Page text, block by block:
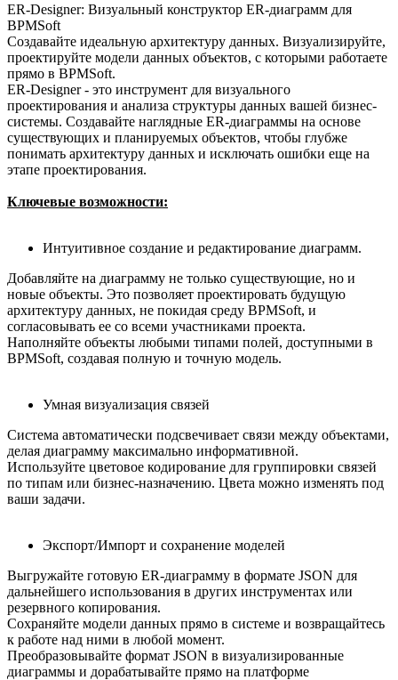
ER-Designer: Визуальный конструктор ER-диаграмм для
BPMSoft
Создавайте идеальную архитектуру данных. Визуализируйте,
проектируйте модели данных объектов, с которыми работаете
прямо в BPMSoft.
ER-Designer - это инструмент для визуального
проектирования и анализа структуры данных вашей бизнес-
системы. Создавайте наглядные ER-диаграммы на основе
существующих и планируемых объектов, чтобы глубже
понимать архитектуру данных и исключать ошибки еще на
этапе проектирования.
Ключевые возможности:
Интуитивное создание и редактирование диаграмм.
Добавляйте на диаграмму не только существующие, но и
новые объекты. Это позволяет проектировать будущую
архитектуру данных, не покидая среду BPMSoft, и
согласовывать ее со всеми участниками проекта.
Наполняйте объекты любыми типами полей, доступными в
BPMSoft, создавая полную и точную модель.
Умная визуализация связей
Система автоматически подсвечивает связи между объектами,
делая диаграмму максимально информативной.
Используйте цветовое кодирование для группировки связей
по типам или бизнес-назначению. Цвета можно изменять под
ваши задачи.
Экспорт/Импорт и сохранение моделей
Выгружайте готовую ER-диаграмму в формате JSON для
дальнейшего использования в других инструментах или
резервного копирования.
Сохраняйте модели данных прямо в системе и возвращайтесь
к работе над ними в любой момент.
Преобразовывайте формат JSON в визуализированные
диаграммы и дорабатывайте прямо на платформе